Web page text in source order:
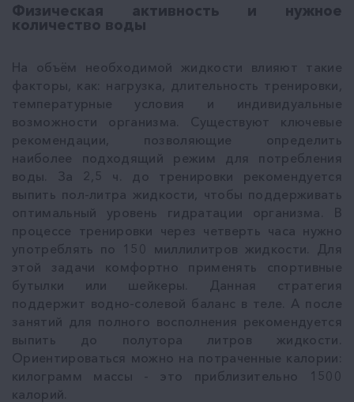
Физическая активность и нужное
количество воды
На объём необходимой жидкости влияют такие
факторы, как: нагрузка, длительность тренировки,
температурные условия и индивидуальные
возможности организма. Существуют ключевые
рекомендации, позволяющие определить
наиболее подходящий режим для потребления
воды. За 2,5 ч. до тренировки рекомендуется
выпить пол-литра жидкости, чтобы поддерживать
оптимальный уровень гидратации организма. В
процессе тренировки через четверть часа нужно
употреблять по 150 миллилитров жидкости. Для
этой задачи комфортно применять спортивные
бутылки или шейкеры. Данная стратегия
поддержит водно-солевой баланс в теле. А после
занятий для полного восполнения рекомендуется
выпить до полутора литров жидкости.
Ориентироваться можно на потраченные калории:
килограмм массы - это приблизительно 1500
калорий.